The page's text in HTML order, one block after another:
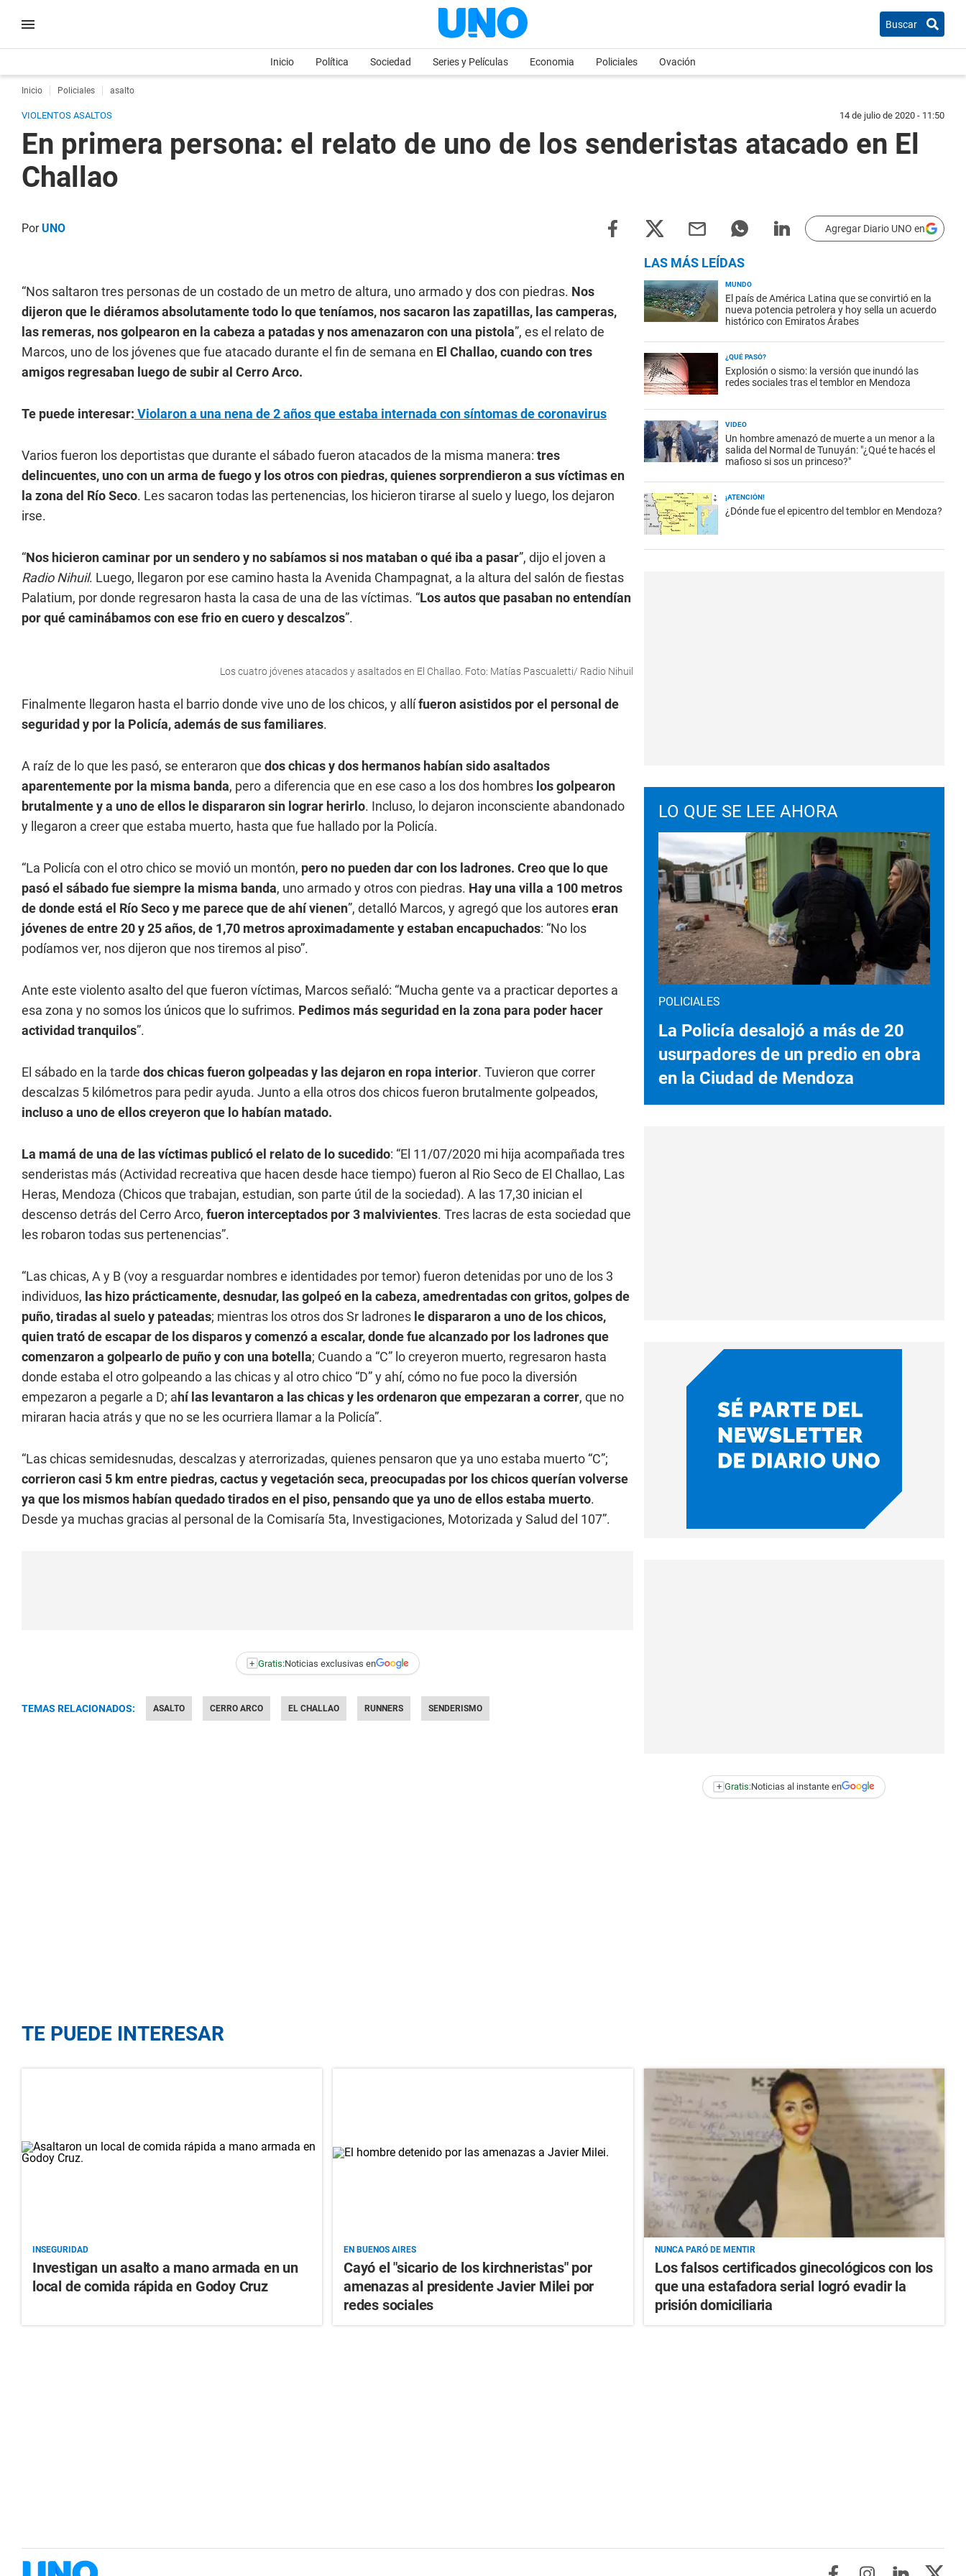
Buscar
Inicio Política Sociedad Series y Películas Economia Policiales Ovación
Inicio Policiales asalto
VIOLENTOS ASALTOS 14 de julio de 2020 - 11:50
En primera persona: el relato de uno de los senderistas atacado en El
Challao
PorUNO Agregar Diario UNO en
“Nos saltaron tres personas de un costado de un metro de altura, uno armado y dos con piedras. Nos
dijeron que le diéramos absolutamente todo lo que teníamos, nos sacaron las zapatillas, las camperas,
las remeras, nos golpearon en la cabeza a patadas y nos amenazaron con una pistola”, es el relato de
Marcos, uno de los jóvenes que fue atacado durante el fin de semana en El Challao, cuando con tres
amigos regresaban luego de subir al Cerro Arco.
Te puede interesar: Violaron a una nena de 2 años que estaba internada con síntomas de coronavirus
Varios fueron los deportistas que durante el sábado fueron atacados de la misma manera: tres
delincuentes, uno con un arma de fuego y los otros con piedras, quienes sorprendieron a sus víctimas en
la zona del Río Seco. Les sacaron todas las pertenencias, los hicieron tirarse al suelo y luego, los dejaron
irse.
“Nos hicieron caminar por un sendero y no sabíamos si nos mataban o qué iba a pasar”, dijo el joven a
Radio Nihuil. Luego, llegaron por ese camino hasta la Avenida Champagnat, a la altura del salón de fiestas
Palatium, por donde regresaron hasta la casa de una de las víctimas. “Los autos que pasaban no entendían
por qué caminábamos con ese frio en cuero y descalzos”.
Los cuatro jóvenes atacados y asaltados en El Challao. Foto: Matías Pascualetti/ Radio Nihuil
Finalmente llegaron hasta el barrio donde vive uno de los chicos, y allífueron asistidos por el personal de
seguridad y por la Policía, además de sus familiares.
A raíz de lo que les pasó, se enteraron que dos chicas y dos hermanos habían sido asaltados
aparentemente por la misma banda, pero a diferencia que en ese caso a los dos hombres los golpearon
brutalmente y a uno de ellos le dispararon sin lograr herirlo. Incluso, lo dejaron inconsciente abandonado
y llegaron a creer que estaba muerto, hasta que fue hallado por la Policía.
“La Policía con el otro chico se movió un montón, pero no pueden dar con los ladrones. Creo que lo que
pasó el sábado fue siempre la misma banda, uno armado y otros con piedras. Hay una villa a 100 metros
de donde está el Río Seco y me parece que de ahí vienen”, detalló Marcos, y agregó que los autoreseran
jóvenes de entre 20 y 25 años, de 1,70 metros aproximadamente y estaban encapuchados: “No los
podíamos ver, nos dijeron que nos tiremos al piso”.
Ante este violento asalto del que fueron víctimas, Marcos señaló: “Mucha gente va a practicar deportes a
esa zona y no somos los únicos que lo sufrimos. Pedimos más seguridad en la zona para poder hacer
actividad tranquilos”.
El sábado en la tarde dos chicas fueron golpeadas y las dejaron en ropa interior. Tuvieron que correr
descalzas 5 kilómetros para pedir ayuda. Junto a ella otros dos chicos fueron brutalmente golpeados,
incluso a uno de ellos creyeron que lo habían matado.
La mamá de una de las víctimas publicó el relato de lo sucedido: “El 11/07/2020 mi hija acompañada tres
senderistas más (Actividad recreativa que hacen desde hace tiempo) fueron al Rio Seco de El Challao, Las
Heras, Mendoza (Chicos que trabajan, estudian, son parte útil de la sociedad). A las 17,30 inician el
descenso detrás del Cerro Arco, fueron interceptados por 3 malvivientes. Tres lacras de esta sociedad que
les robaron todas sus pertenencias”.
“Las chicas, A y B (voy a resguardar nombres e identidades por temor) fueron detenidas por uno de los 3
individuos, las hizo prácticamente, desnudar, las golpeó en la cabeza, amedrentadas con gritos, golpes de
puño, tiradas al suelo y pateadas; mientras los otros dos Sr ladrones le dispararon a uno de los chicos,
quien trató de escapar de los disparos y comenzó a escalar, donde fue alcanzado por los ladrones que
comenzaron a golpearlo de puño y con una botella; Cuando a “C” lo creyeron muerto, regresaron hasta
donde estaba el otro golpeando a las chicas y al otro chico “D” y ahí, cómo no fue poco la diversión
empezaron a pegarle a D; ahí las levantaron a las chicas y les ordenaron que empezaran a correr, que no
miraran hacia atrás y que no se les ocurriera llamar a la Policía”.
“Las chicas semidesnudas, descalzas y aterrorizadas, quienes pensaron que ya uno estaba muerto “C”;
corrieron casi 5 km entre piedras, cactus y vegetación seca, preocupadas por los chicos querían volverse
ya que los mismos habían quedado tirados en el piso, pensando que ya uno de ellos estaba muerto.
Desde ya muchas gracias al personal de la Comisaría 5ta, Investigaciones, Motorizada y Salud del 107”.
+ Gratis:Noticias exclusivas en
TEMAS RELACIONADOS: ASALTO CERRO ARCO EL CHALLAO RUNNERS SENDERISMO
LAS MÁS LEÍDAS
MUNDO
El país de América Latina que se convirtió en la
nueva potencia petrolera y hoy sella un acuerdo
histórico con Emiratos Árabes
¿QUÉ PASÓ?
Explosión o sismo: la versión que inundó las
redes sociales tras el temblor en Mendoza
VIDEO
Un hombre amenazó de muerte a un menor a la
salida del Normal de Tunuyán: "¿Qué te hacés el
mafioso si sos un princeso?"
¡ATENCIÓN!
¿Dónde fue el epicentro del temblor en Mendoza?
LO QUE SE LEE AHORA
POLICIALES
La Policía desalojó a más de 20
usurpadores de un predio en obra
en la Ciudad de Mendoza
+ Gratis:Noticias al instante en
TE PUEDE INTERESAR
INSEGURIDAD
Investigan un asalto a mano armada en un
local de comida rápida en Godoy Cruz
EN BUENOS AIRES
Cayó el "sicario de los kirchneristas" por
amenazas al presidente Javier Milei por
redes sociales
NUNCA PARÓ DE MENTIR
Los falsos certificados ginecológicos con los
que una estafadora serial logró evadir la
prisión domiciliaria